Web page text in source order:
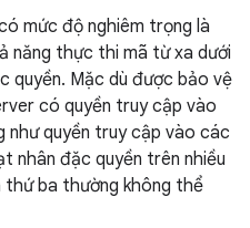
mức độ nghiêm trọng là
năng thực thi mã từ xa dưới
quyền. Mặc dù được bảo vệ
có quyền truy cập vào
như quyền truy cập vào các
nhân đặc quyền trên nhiều
thứ ba thường không thể